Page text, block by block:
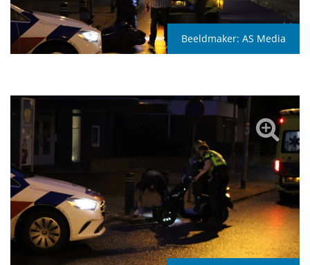
Beeldmaker: AS Media